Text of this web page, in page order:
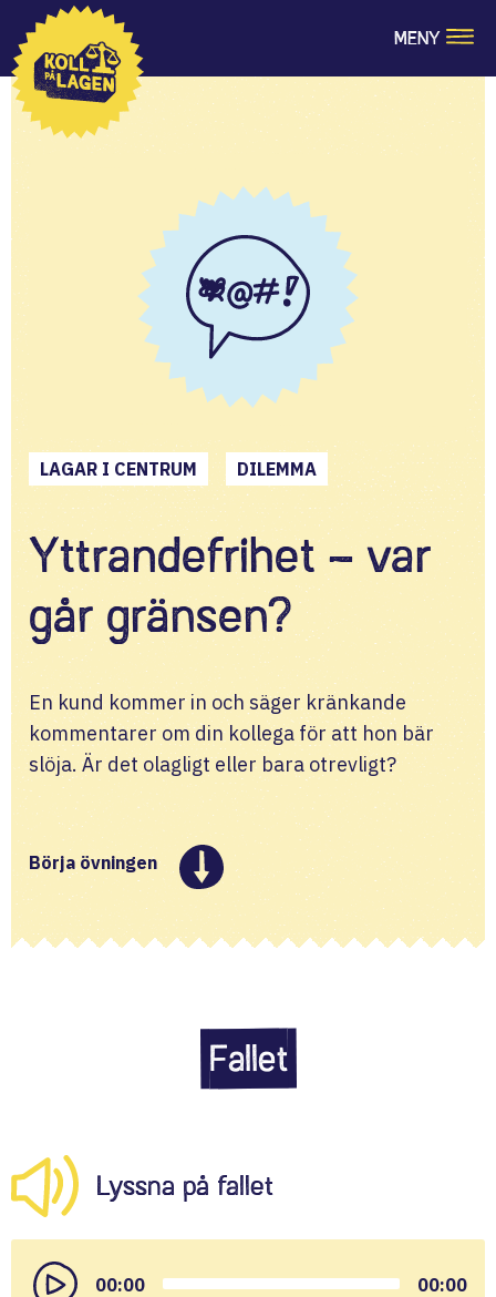
MENY
LAGAR I CENTRUM DILEMMA
Yttrandefrihet – var
går gränsen?
En kund kommer in och säger kränkande
kommentarer om din kollega för att hon bär
slöja. Är det olagligt eller bara otrevligt?
Börja övningen
Fallet
Lyssna på fallet
Player
00:00 00:00